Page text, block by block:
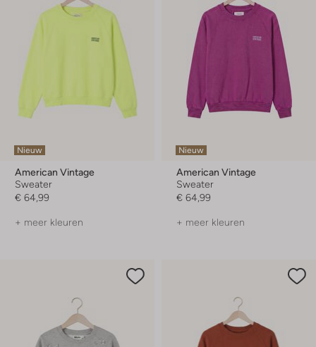
Nieuw
American Vintage
Sweater
€ 64,99
+ meer kleuren
Nieuw
American Vintage
Sweater
€ 64,99
+ meer kleuren